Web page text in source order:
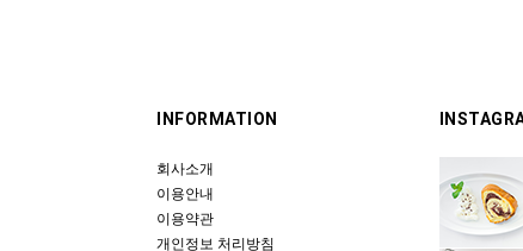
INFORMATION
회사소개
이용안내
이용약관
개인정보 처리방침